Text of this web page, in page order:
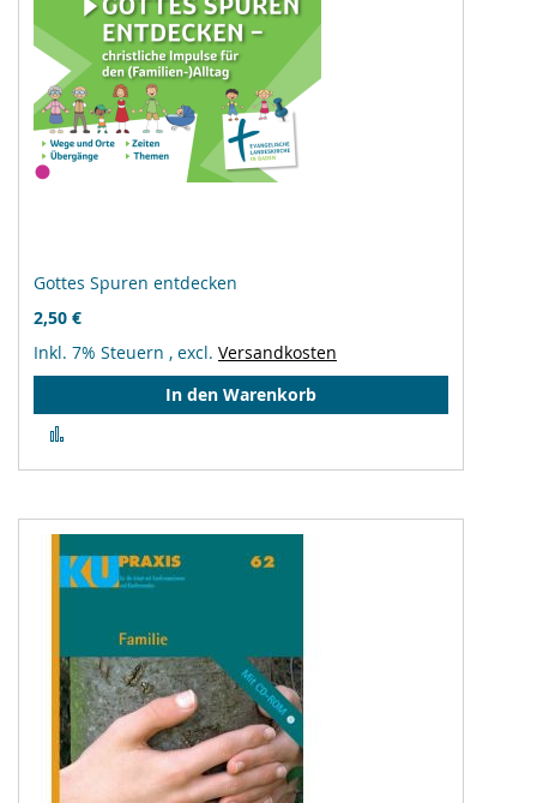
Gottes Spuren entdecken
2,50 €
Inkl. 7% Steuern , excl. Versandkosten
In den Warenkorb
hinzufügen